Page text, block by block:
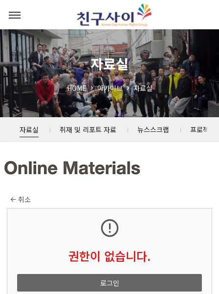
자료실
HOME 아카이브 자료실
자료실 취재 및 리포트 자료 뉴스스크랩 프로젝트
취소
권한이 없습니다.
로그인